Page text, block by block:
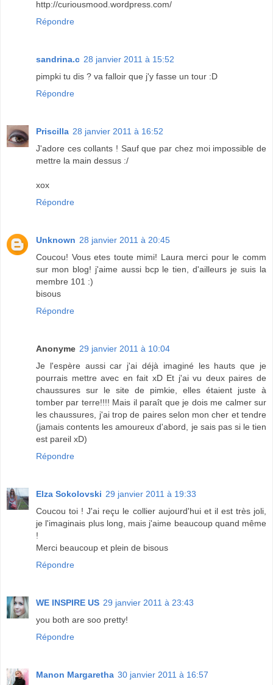
http://curiousmood.wordpress.com/
Répondre
sandrina.c 28 janvier 2011 à 15:52
pimpki tu dis ? va falloir que j'y fasse un tour :D
Répondre
Priscilla 28 janvier 2011 à 16:52
J'adore ces collants ! Sauf que par chez moi impossible de
mettre la main dessus :/
xox
Répondre
Unknown 28 janvier 2011 à 20:45
Coucou! Vous etes toute mimi! Laura merci pour le comm
sur mon blog! j'aime aussi bcp le tien, d'ailleurs je suis la
membre 101 :)
bisous
Répondre
Anonyme 29 janvier 2011 à 10:04
Je l'espère aussi car j'ai déjà imaginé les hauts que je
pourrais mettre avec en fait xD Et j'ai vu deux paires de
chaussures sur le site de pimkie, elles étaient juste à
tomber par terre!!!! Mais il paraît que je dois me calmer sur
les chaussures, j'ai trop de paires selon mon cher et tendre
(jamais contents les amoureux d'abord, je sais pas si le tien
est pareil xD)
Répondre
Elza Sokolovski 29 janvier 2011 à 19:33
Coucou toi ! J'ai reçu le collier aujourd'hui et il est très joli,
je l'imaginais plus long, mais j'aime beaucoup quand même
!
Merci beaucoup et plein de bisous
Répondre
WE INSPIRE US 29 janvier 2011 à 23:43
you both are soo pretty!
Répondre
Manon Margaretha 30 janvier 2011 à 16:57